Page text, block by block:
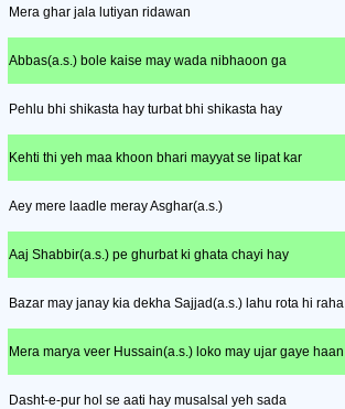
Mera ghar jala lutiyan ridawan
Abbas(a.s.) bole kaise may wada nibhaoon ga
Pehlu bhi shikasta hay turbat bhi shikasta hay
Kehti thi yeh maa khoon bhari mayyat se lipat kar
Aey mere laadle meray Asghar(a.s.)
Aaj Shabbir(a.s.) pe ghurbat ki ghata chayi hay
Bazar may janay kia dekha Sajjad(a.s.) lahu rota hi raha
Mera marya veer Hussain(a.s.) loko may ujar gaye haan
Dasht-e-pur hol se aati hay musalsal yeh sada